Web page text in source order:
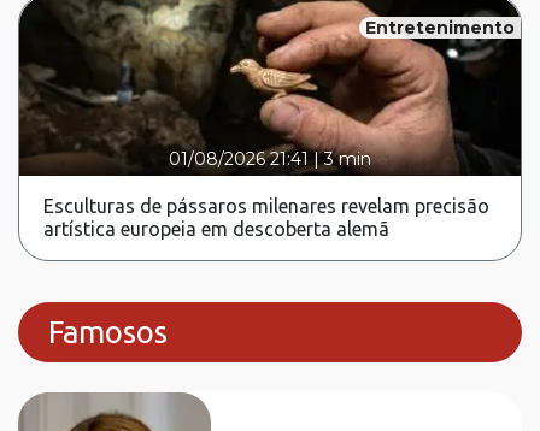
Entretenimento
01/08/2026 21:41 |3 min
Esculturas de pássaros milenares revelam precisão
artística europeia em descoberta alemã
Famosos